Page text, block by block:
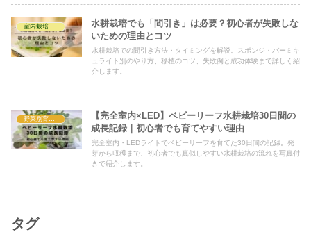
水耕栽培でも「間引き」は必要？初心者が失敗しな
いための理由とコツ
水耕栽培での間引き方法・タイミングを解説。スポンジ・バーミキ
ュライト別のやり方、移植のコツ、失敗例と成功体験まで詳しく紹
介します。
【完全室内×LED】ベビーリーフ水耕栽培30日間の
成長記録｜初心者でも育てやすい理由
完全室内・LEDライトでベビーリーフを育てた30日間の記録。発
芽から収穫まで、初心者でも真似しやすい水耕栽培の流れを写真付
きで紹介します。
タグ